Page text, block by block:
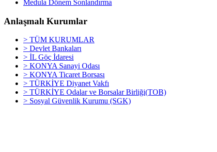
Medula Dönem Sonlandırma
Anlaşmalı Kurumlar
> TÜM KURUMLAR
> Devlet Bankaları
> İL Göç İdaresi
> KONYA Sanayi Odası
> KONYA Ticaret Borsası
> TÜRKİYE Diyanet Vakfı
> TÜRKİYE Odalar ve Borsalar Birliği(TOB)
> Sosyal Güvenlik Kurumu (SGK)